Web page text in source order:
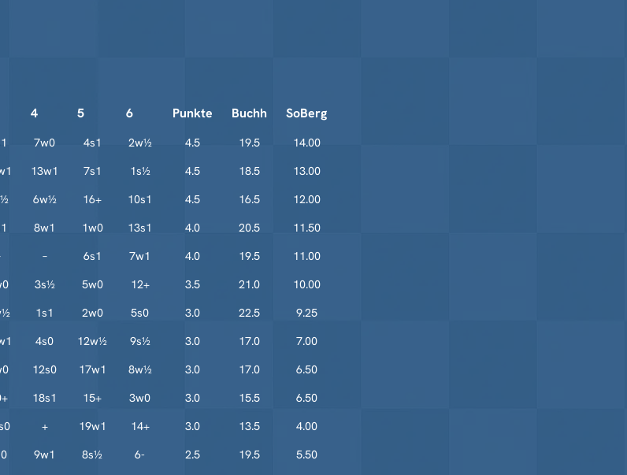
4 5 6 Punkte Buchh SoBerg
7w0 4s1 2w½ 4.5 19.5
14.00
13w1 7s1 1s½ 4.5 18.5
13.00
6w½ 16+ 10s1 4.5 16.5
12.00
8w1 1w0 13s1 4.0 20.5
11.50
– 6s1 7w1 4.0 19.5
11.00
3s½ 5w0 12+ 3.5 21.0
10.00
1s1 2w0 5s0 3.0 22.5
9.25
4s0 12w½ 9s½ 3.0 17.0
7.00
12s0 17w1 8w½ 3.0 17.0
6.50
18s1 15+ 3w0 3.0 15.5
6.50
+ 19w1 14+ 3.0 13.5
4.00
9w1 8s½ 6- 2.5 19.5
5.50